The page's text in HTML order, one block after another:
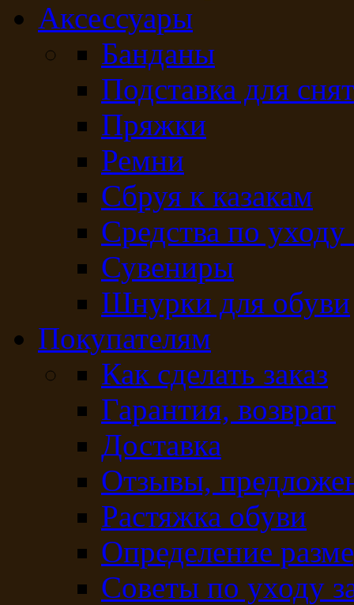
Аксессуары
Банданы
Подставка для
Пряжки
Ремни
Сбруя к казакам
Средства по
Сувениры
Шнурки для обуви
Покупателям
Как сделать заказ
Гарантия, возврат
Доставка
Отзывы,
Растяжка обуви
Определение
Советы по уходу